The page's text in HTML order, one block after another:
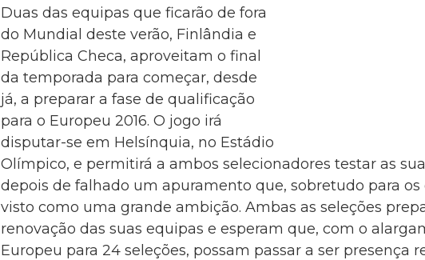
Duas das equipas que ficarão de fora
do Mundial deste verão, Finlândia e
República Checa, aproveitam o final
da temporada para começar, desde
já, a preparar a fase de qualificação
para o Europeu 2016. O jogo irá
disputar-se em Helsínquia, no Estádio
Olímpico, e permitirá a ambos selecionadores testar as
depois de falhado um apuramento que, sobretudo para os
visto como uma grande ambição. Ambas as seleções
renovação das suas equipas e esperam que, com o
Europeu para 24 seleções, possam passar a ser presença